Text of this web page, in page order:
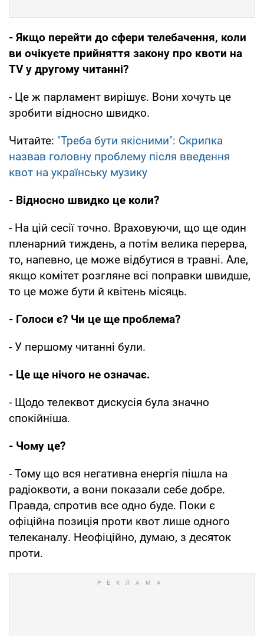
- Якщо перейти до сфери телебачення, коли
ви очікуєте прийняття закону про квоти на
TV у другому читанні?
- Це ж парламент вирішує. Вони хочуть це
зробити відносно швидко.
Читайте: "Треба бути якісними": Скрипка
назвав головну проблему після введення
квот на українську музику
- Відносно швидко це коли?
- На цій сесії точно. Враховуючи, що ще один
пленарний тиждень, а потім велика перерва,
то, напевно, це може відбутися в травні. Але,
якщо комітет розгляне всі поправки швидше,
то це може бути й квітень місяць.
- Голоси є? Чи це ще проблема?
- У першому читанні були.
- Це ще нічого не означає.
- Щодо телеквот дискусія була значно
спокійніша.
- Чому це?
- Тому що вся негативна енергія пішла на
радіоквоти, а вони показали себе добре.
Правда, спротив все одно буде. Поки є
офіційна позиція проти квот лише одного
телеканалу. Неофіційно, думаю, з десяток
проти.